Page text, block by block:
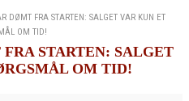
DØMT FRA STARTEN: SALGET VAR KUN ET
OM TID!
STARTEN: SALGET
OM TID!